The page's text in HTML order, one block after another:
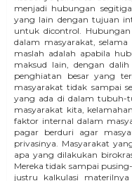
menjadi hubungan
yang lain dengan tujuan
untuk dicontrol.
dalam masyarakat,
maslah adalah apabila
maksud lain, dengan
penghiatan besar yang
masyarakat tidak sampai
yang ada di dalam tubuh-
masyarakat kita,
faktor internal dalam
pagar berduri agar
privasinya. Masyarakat
apa yang dilakukan
Mereka tidak sampai
justru kalkulasi